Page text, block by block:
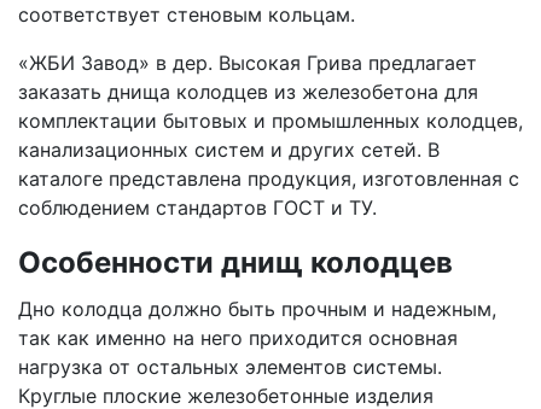
соответствует стеновым кольцам.
«ЖБИ Завод» в дер. Высокая Грива предлагает
заказать днища колодцев из железобетона для
комплектации бытовых и промышленных колодцев,
канализационных систем и других сетей. В
каталоге представлена продукция, изготовленная с
соблюдением стандартов ГОСТ и ТУ.
Особенности днищ колодцев
Дно колодца должно быть прочным и надежным,
так как именно на него приходится основная
нагрузка от остальных элементов системы.
Круглые плоские железобетонные изделия